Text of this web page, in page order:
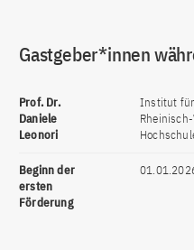
Gastgeber*innen
Prof. Dr.
Daniele
Leonori
Institut für
Beginn der
ersten
Förderung